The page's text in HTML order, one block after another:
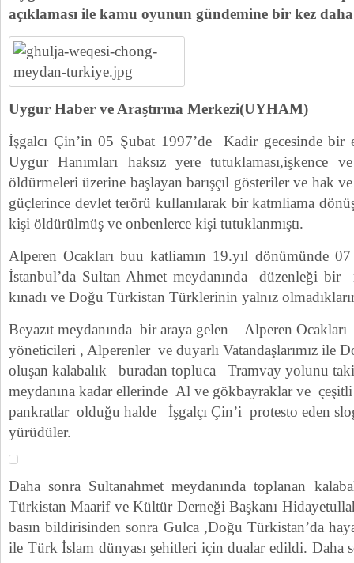
açıklaması ile kamu oyunun gündemine bir kez daha
Uygur Haber ve Araştırma Merkezi(UYHAM)
İşgalcı Çin’in 05 Şubat 1997’de Kadir gecesinde bir
Uygur Hanımları haksız yere tutuklaması,işkence
öldürmeleri üzerine başlayan barışçıl gösteriler ve hak
güçlerince devlet terörü kullanılarak bir katmliama
kişi öldürülmüş ve onbenlerce kişi tutuklanmıştı.
Alperen Ocakları buu katliamın 19.yıl dönümünde
İstanbul’da Sultan Ahmet meydanında düzenleği
kınadı ve Doğu Türkistan Türklerinin yalnız
Beyazıt meydanında bir araya gelen Alperen Ocakları
yöneticileri , Alperenler ve duyarlı Vatandaşlarımız ile
oluşan kalabalık buradan topluca Tramvay yolunu
meydanına kadar ellerinde Al ve gökbayraklar ve çeşitli
pankratlar olduğu halde İşgalçı Çin’i protesto eden
yürüdüler.
Daha sonra Sultanahmet meydanında toplanan
Türkistan Maarif ve Kültür Derneği Başkanı
basın bildirisinden sonra Gulca ,Doğu Türkistan’da
ile Türk İslam dünyası şehitleri için dualar edildi. Daha